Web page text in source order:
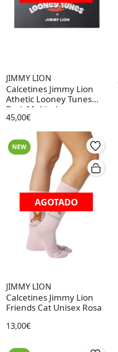
JIMMY LION
Calcetines Jimmy Lion
Athetic Looney Tunes
Pack Multicolor
45,00€
NEW
AGOTADO
JIMMY LION
Calcetines Jimmy Lion
Friends Cat Unisex Rosa
13,00€